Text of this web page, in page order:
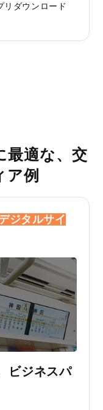
リダウンロード
最適な、交
ア例
ジタルサイ
ビジネスパ